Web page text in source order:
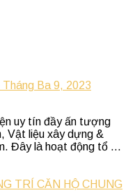
Tháng Ba 9, 2023
uy tín đầy ấn tượng
Vật liệu xây dựng &
Đây là hoạt động tổ ...